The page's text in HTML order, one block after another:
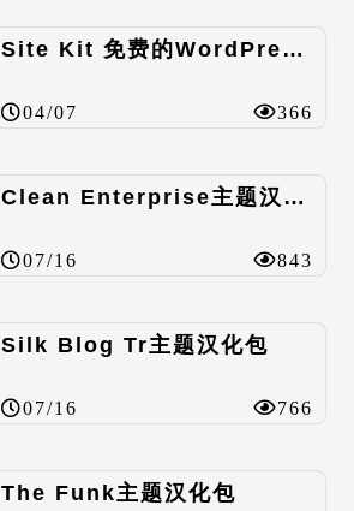
Site Kit 免费的WordPress数据统计插件
04/07 366
Clean Enterprise主题汉化包
07/16 843
Silk Blog Tr主题汉化包
07/16 766
The Funk主题汉化包